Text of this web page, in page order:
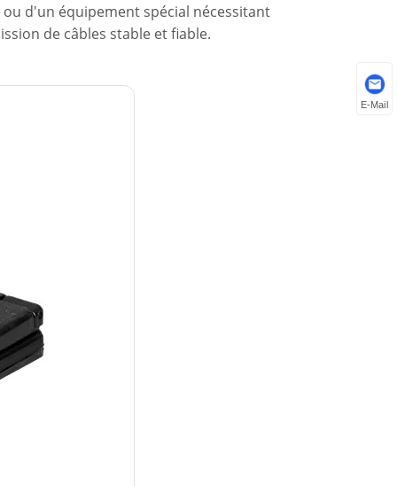
d'un équipement spécial nécessitant
de câbles stable et fiable.
E-Mail